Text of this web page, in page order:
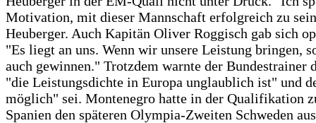
Motivation, mit dieser Mannschaft erfolgreich zu
Heuberger. Auch Kapitän Oliver Roggisch gab sich
"Es liegt an uns. Wenn wir unsere Leistung bringen,
auch gewinnen." Trotzdem warnte der Bundestrainer
"die Leistungsdichte in Europa unglaublich ist" und
möglich" sei. Montenegro hatte in der Qualifikation
Spanien den späteren Olympia-Zweiten Schweden